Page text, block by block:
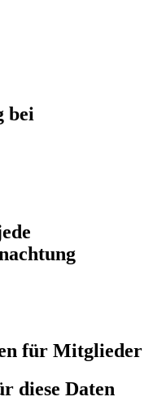
bei
für Mitglieder
diese Daten